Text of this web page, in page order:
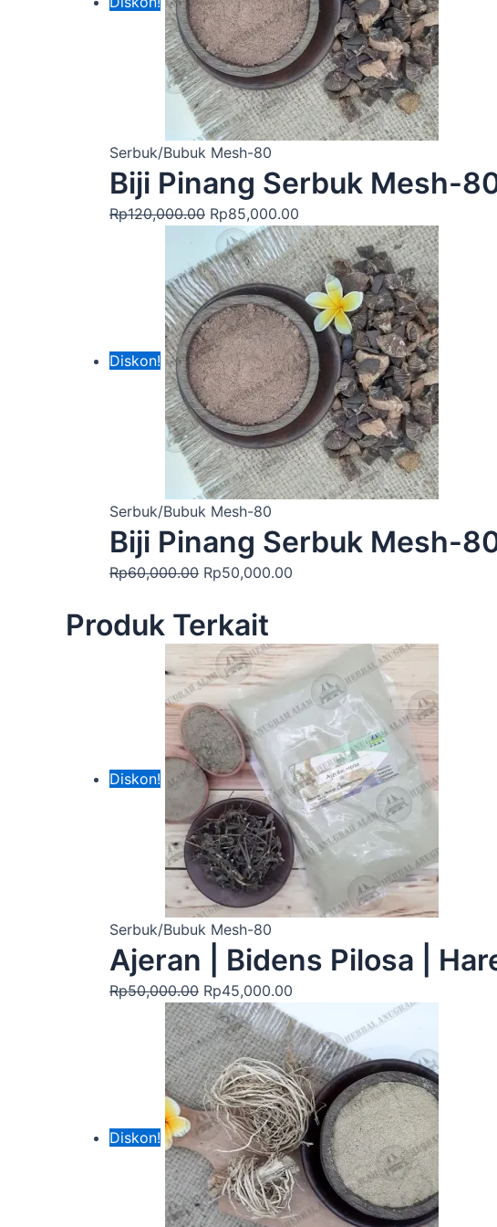
Serbuk/Bubuk Mesh-80
Biji Pinang Serbuk Mesh-
Rp120,000.00 Rp85,000.00
Diskon!
Serbuk/Bubuk Mesh-80
Biji Pinang Serbuk Mesh-
Rp60,000.00 Rp50,000.00
Produk Terkait
Diskon!
Serbuk/Bubuk Mesh-80
Ajeran | Bidens Pilosa |
Rp50,000.00 Rp45,000.00
Diskon!